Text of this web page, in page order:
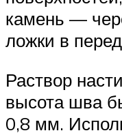
камень —
ложки в
Раствор
высота шва
0,8 мм.